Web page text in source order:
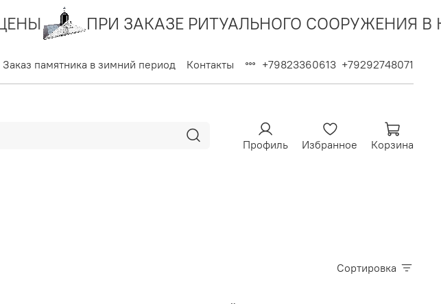
ПРИ ЗАКАЗЕ РИТУАЛЬНОГО СООРУЖЕНИЯ В
Заказ памятника в зимний период Контакты +79823360613 +79292748071
Профиль Избранное Корзина
Сортировка